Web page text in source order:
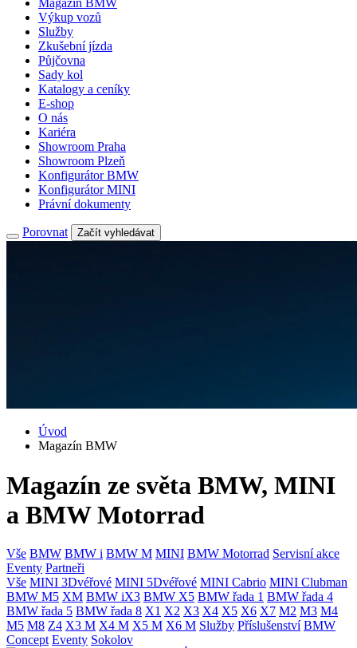
Magazín BMW
Výkup vozů
Služby
Zkušební jízda
Půjčovna
Sady kol
Katalogy a ceníky
E-shop
O nás
Kariéra
Showroom Praha
Showroom Plzeň
Konfigurátor BMW
Konfigurátor MINI
Právní dokumenty
Porovnat Začít vyhledávat
Úvod
Magazín BMW
Magazín ze světa BMW, MINI
a BMW Motorrad
Vše BMW BMW i BMW M MINI BMW Motorrad Servisní akce
Eventy Partneři
Vše MINI 3Dvéřové MINI 5Dvéřové MINI Cabrio MINI Clubman
BMW M5 XM BMW iX3 BMW X5 BMW řada 1 BMW řada 4
BMW řada 5 BMW řada 8 X1 X2 X3 X4 X5 X6 X7 M2 M3 M4
M5 M8 Z4 X3 M X4 M X5 M X6 M Služby Příslušenství BMW
Concept Eventy Sokolov